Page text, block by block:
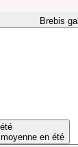
Brebis
en été